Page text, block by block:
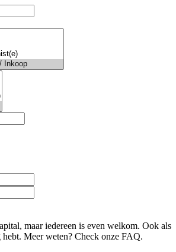
maar iedereen is even welkom. Ook als
Meer weten? Check onze FAQ.